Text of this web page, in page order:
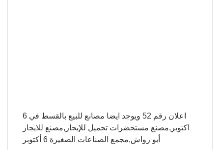
اعلان رقم 52 ويوجد ايضا مصانع للبيع بالقسط في 6
اكتوبر,مصنع مستحضرات تجميل للإيجار,مصنع للايجار
أبو رواش,مجمع الصناعات الصغيرة 6 أكتوبر